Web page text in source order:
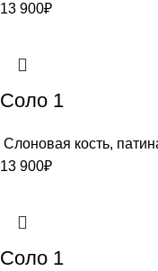
13 900₽
Соло 1
Слоновая кость,
13 900₽
Соло 1